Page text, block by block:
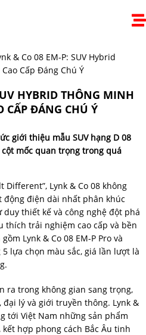
& Co 08 EM-P: SUV Hybrid
Cấp Đáng Chú Ý
HYBRID THÔNG MINH
CẤP ĐÁNG CHÚ Ý
giới thiệu mẫu SUV hạng D 08
mốc quan trọng trong quá
Different”, Lynk & Co 08 không
động điện dài nhất phân khúc
thiết kế và công nghệ đột phá
trải nghiệm cao cấp và bền
Lynk & Co 08 EM-P Pro và
5 lựa chọn màu sắc, giá lần lượt là
ra trong không gian sang trọng,
lý và giới truyền thông. Lynk &
tới Việt Nam những sản phẩm
hợp phong cách Bắc Âu tinh